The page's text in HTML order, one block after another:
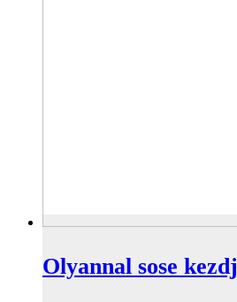
Olyannal sose kezdj